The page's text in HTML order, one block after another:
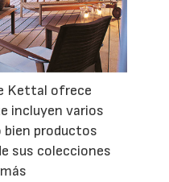
Kettal ofrece
incluyen varios
bien productos
sus colecciones